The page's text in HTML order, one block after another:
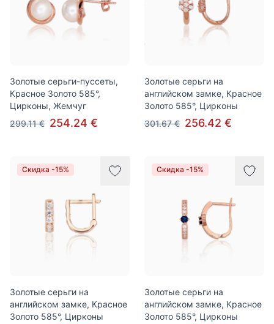
Золотые серьги-пуссеты,
Красное Золото 585°,
Цирконы, Жемчуг
299.11 € 254.24 €
Золотые серьги на
английском замке, Красное
Золото 585°, Цирконы
301.67 € 256.42 €
Скидка -15%
Золотые серьги на
английском замке, Красное
Золото 585°, Цирконы
Скидка -15%
Золотые серьги на
английском замке, Красное
Золото 585°, Цирконы